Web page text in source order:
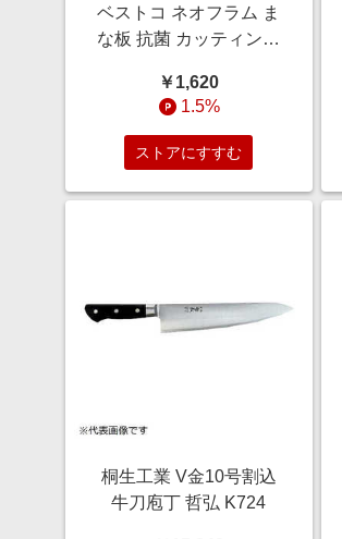
ベストコ ネオフラム ま
な板 抗菌 カッティング
ND-1779
￥1,620
1.5%
ストアにすすむ
桐生工業 V金10号割込
牛刀庖丁 哲弘 K724